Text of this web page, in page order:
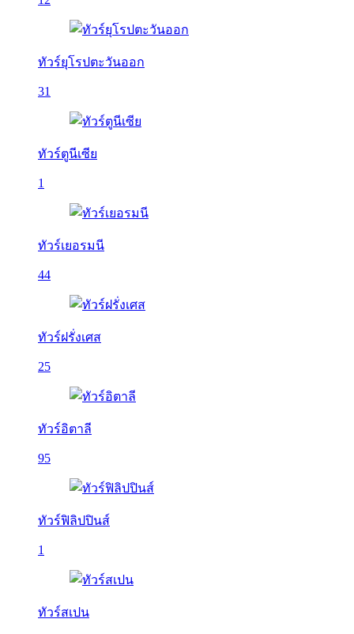
ทัวร์ยุโรปตะวันออก
31
ทัวร์ตูนีเซีย
1
ทัวร์เยอรมนี
44
ทัวร์ฝรั่งเศส
25
ทัวร์อิตาลี
95
ทัวร์ฟิลิปปินส์
1
ทัวร์สเปน